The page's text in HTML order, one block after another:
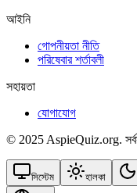
আইনি
গোপনীয়তা নীতি
পরিষেবার শর্তাবলী
সহায়তা
যোগাযোগ
© 2025 AspieQuiz.org.
সিস্টেম হালকা